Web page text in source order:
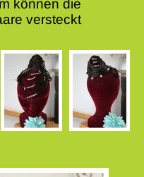
können die
versteckt